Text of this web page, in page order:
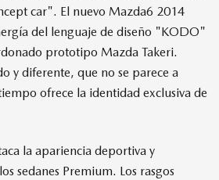
car". El nuevo Mazda6 2014
del lenguaje de diseño "KODO"
prototipo Mazda Takeri.
y diferente, que no se parece a
ofrece la identidad exclusiva de
la apariencia deportiva y
sedanes Premium. Los rasgos